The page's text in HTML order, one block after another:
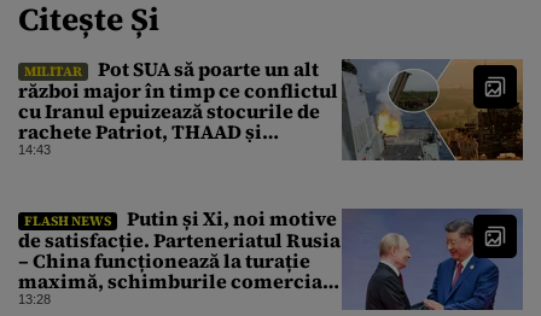
Citește Și
MILITAR
Pot SUA să poarte un alt
război major în timp ce conflictul
cu Iranul epuizează stocurile de
rachete Patriot, THAAD și
Tomahawk?
14:43
FLASH NEWS
Putin și Xi, noi motive
de satisfacție. Parteneriatul Rusia
– China funcționează la turație
maximă, schimburile comerciale
ating niveluri record
13:28